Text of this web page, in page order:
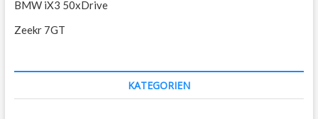
BMW iX3 50xDrive
Zeekr 7GT
KATEGORIEN